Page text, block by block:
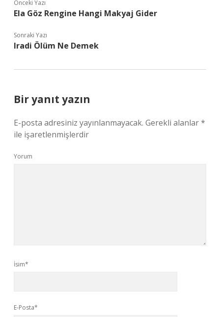
Önceki Yazı
Ela Göz Rengine Hangi Makyaj Gider
Sonraki Yazı
Iradi Ölüm Ne Demek
Bir yanıt yazın
E-posta adresiniz yayınlanmayacak. Gerekli alanlar*
ile işaretlenmişlerdir
Yorum
İsim*
E-Posta*